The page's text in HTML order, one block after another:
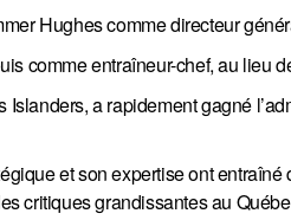
Hughes comme directeur
comme entraîneur-chef, au lieu
Islanders, a rapidement gagné
et son expertise ont
critiques grandissantes au